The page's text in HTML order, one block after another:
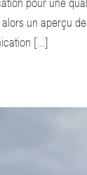
alors un aperçu
[…]